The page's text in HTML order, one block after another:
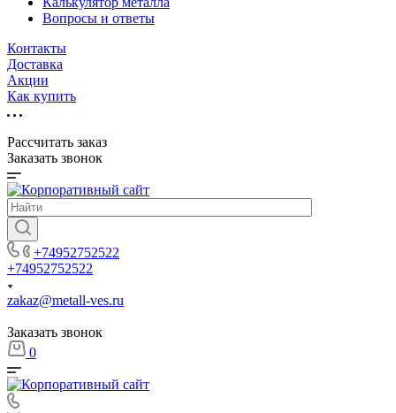
Вопросы и ответы
Контакты
Доставка
Акции
Как купить
Рассчитать заказ
Заказать звонок
+74952752522
+74952752522
zakaz@metall-ves.ru
Заказать звонок
0